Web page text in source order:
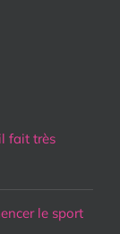
fait très
le sport